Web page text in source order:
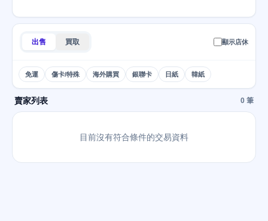
出售 買取 顯示店休
免運 傷卡/特殊 海外購買 銀聯卡 日紙 韓紙
賣家列表 0 筆
目前沒有符合條件的交易資料